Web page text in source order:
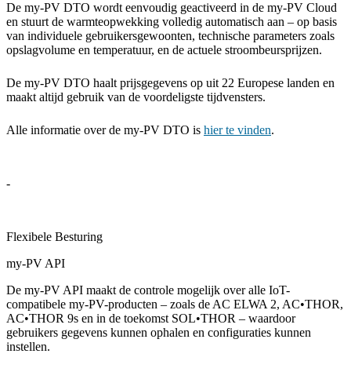
De my-PV DTO wordt eenvoudig geactiveerd in de my-PV Cloud
en stuurt de warmteopwekking volledig automatisch aan – op basis
van individuele gebruikersgewoonten, technische parameters zoals
opslagvolume en temperatuur, en de actuele stroombeursprijzen.
De my-PV DTO haalt prijsgegevens op uit 22 Europese landen en
maakt altijd gebruik van de voordeligste tijdvensters.
Alle informatie over de my-PV DTO is hier te vinden.
-
Flexibele Besturing
my-PV API
De my-PV API maakt de controle mogelijk over alle IoT-
compatibele my-PV-producten – zoals de AC ELWA 2, AC•THOR,
AC•THOR 9s en in de toekomst SOL•THOR – waardoor
gebruikers gegevens kunnen ophalen en configuraties kunnen
instellen.